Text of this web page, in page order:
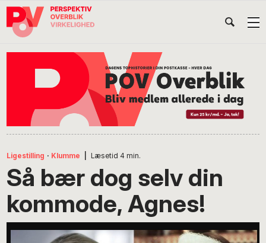
Gå
direkte
Skip
indhold
Gå
direkte
Ligestilling · Klumme Læsetid 4 min.
Så bær dog selv din
kommode, Agnes!